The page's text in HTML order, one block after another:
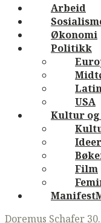
Arbeid
Økonomi
Politikk
USA
Kultur
Ideer
Film
Doremus Schafer